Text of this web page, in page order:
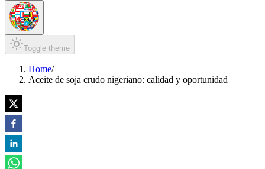
Toggle theme
Home/
Aceite de soja crudo nigeriano: calidad y oportunidad